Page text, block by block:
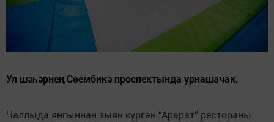
Ул шәһәрнең Сөембикә проспектында урнашачак.
Чаллыда янгыннан зыян күргән “Арарат” рестораны